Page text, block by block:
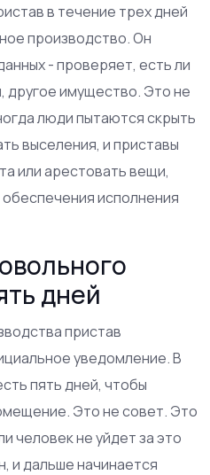
в течение трех дней
производство. Он
- проверяет, есть ли
другое имущество. Это не
люди пытаются скрыть
выселения, и приставы
или арестовать вещи,
исполнения
дней
пристав
уведомление. В
пять дней, чтобы
Это не совет. Это
человек не уйдет за это
и дальше начинается